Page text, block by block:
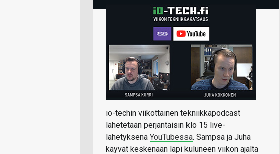
io-techin viikottainen tekniikkapodcast
lähetetään perjantaisin klo 15 live-
lähetyksenä YouTubessa. Sampsa ja Juha
käyvät keskenään läpi kuluneen viikon ajalta